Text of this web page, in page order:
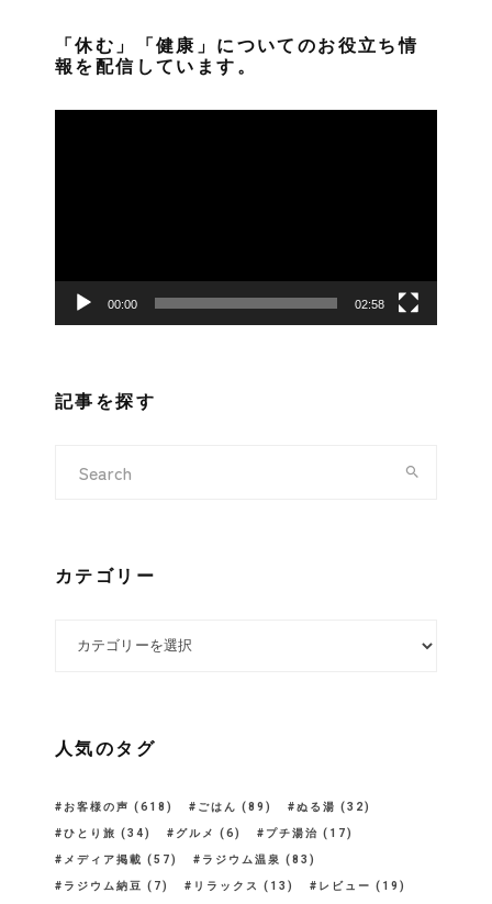
「休む」「健康」についてのお役立ち情
報を配信しています。
ー
00:00 02:58
記事を探す
カテゴリー
人気のタグ
お客様の声 (618) ごはん (89) ぬる湯 (32)
ひとり旅 (34) グルメ (6) プチ湯治 (17)
メディア掲載 (57) ラジウム温泉 (83)
ラジウム納豆 (7) リラックス (13) レビュー (19)